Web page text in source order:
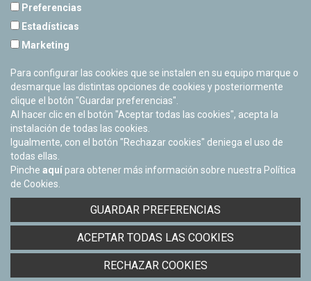
Cerrado Temporalmente
Facebook
Twitter
Youtube
Flickr
Política de privacidad y Aviso legal
Preferencias
Estadísticas
Marketing
Para configurar las cookies que se instalen en su equipo marque o
desmarque las distintas opciones de cookies y posteriormente
clique el botón "Guardar preferencias".
Al hacer clic en el botón "Aceptar todas las cookies", acepta la
instalación de todas las cookies.
Igualmente, con el botón "Rechazar cookies" deniega el uso de
todas ellas.
Pinche aquí para obtener más información sobre nuestra Política
de Cookies.
GUARDAR PREFERENCIAS
ACEPTAR TODAS LAS COOKIES
RECHAZAR COOKIES